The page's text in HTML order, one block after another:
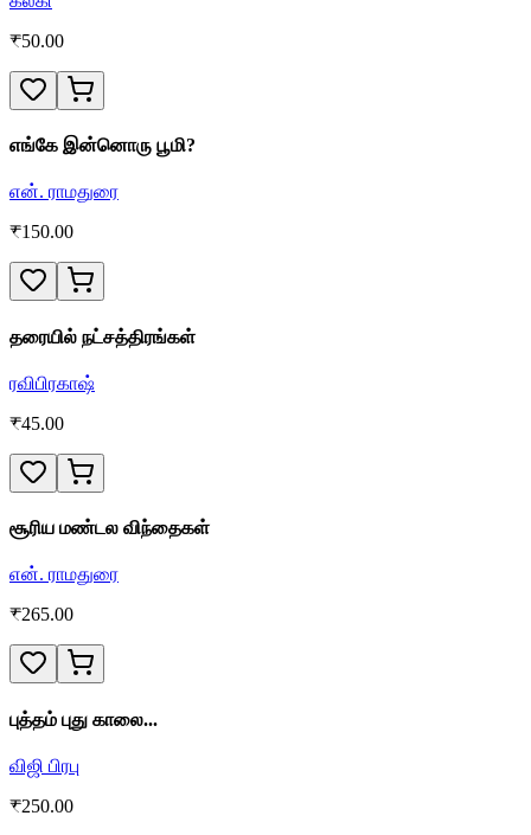
₹50.00
எங்கே இன்னொரு பூமி?
என். ராமதுரை
₹150.00
தரையில் நட்சத்திரங்கள்
ரவிபிரகாஷ்
₹45.00
சூரிய மண்டல விந்தைகள்
என். ராமதுரை
₹265.00
புத்தம் புது காலை...
விஜி பிரபு
₹250.00